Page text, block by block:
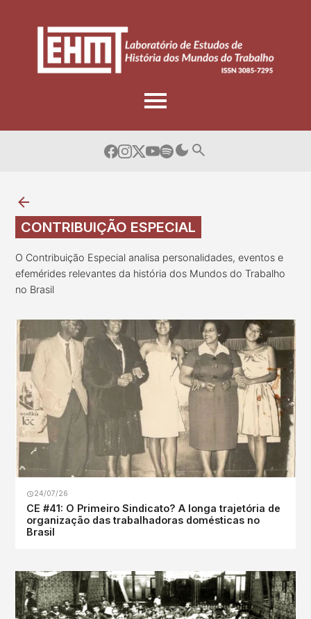
CONTRIBUIÇÃO ESPECIAL
O Contribuição Especial analisa personalidades, eventos e
efemérides relevantes da história dos Mundos do Trabalho
no Brasil
24/07/26
CE #41: O Primeiro Sindicato? A longa trajetória de
organização das trabalhadoras domésticas no
Brasil